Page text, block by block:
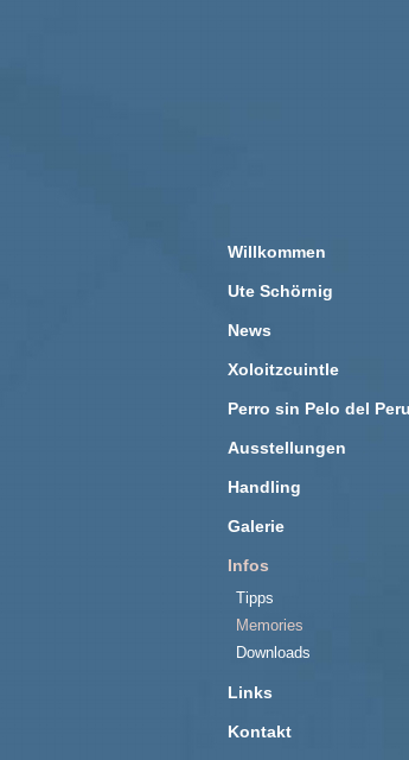
Willkommen
Ute Schörnig
News
Xoloitzcuintle
Perro sin Pelo del Peru
Ausstellungen
Handling
Galerie
Infos
Tipps
Memories
Downloads
Links
Kontakt